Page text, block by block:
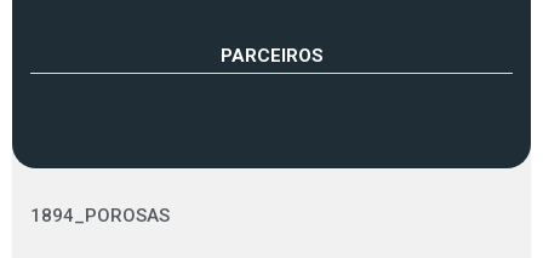
PARCEIROS
1894_POROSAS